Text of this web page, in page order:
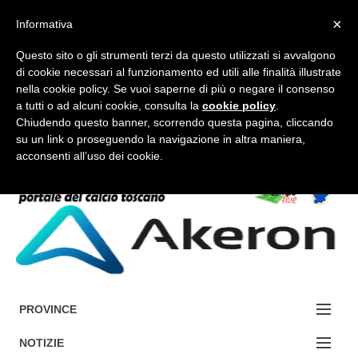
FORUM-ACCEDI
Accedi / Registrati
PROVINCE
EDIZIONE:
NOTIZIE
×
Informativa
Questo sito o gli strumenti terzi da questo utilizzati si avvalgono
di cookie necessari al funzionamento ed utili alle finalità illustrate
nella cookie policy. Se vuoi saperne di più o negare il consenso
a tutti o ad alcuni cookie, consulta la cookie policy
Chiudendo questo banner, scorrendo questa pagina, cliccando
su un link o proseguendo la navigazione in altra maniera,
acconsenti all’uso dei cookie.